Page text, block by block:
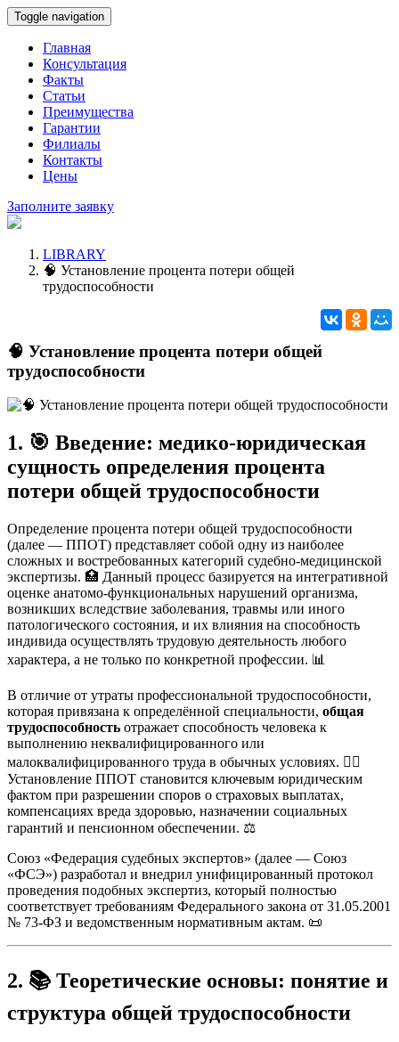
Toggle navigation
Главная
Консультация
Факты
Статьи
Преимущества
Гарантии
Филиалы
Контакты
Цены
Заполните заявку
LIBRARY
🧠 Установление процента потери общей
трудоспособности
🧠 Установление процента потери общей
трудоспособности
1. 🎯 Введение: медико-юридическая
сущность определения процента
потери общей трудоспособности
Определение процента потери общей трудоспособности
(далее — ППОТ) представляет собой одну из наиболее
сложных и востребованных категорий судебно-медицинской
экспертизы. 🏥 Данный процесс базируется на интегративной
оценке анатомо-функциональных нарушений организма,
возникших вследствие заболевания, травмы или иного
патологического состояния, и их влияния на способность
индивида осуществлять трудовую деятельность любого
характера, а не только по конкретной профессии. 📊
В отличие от утраты профессиональной трудоспособности,
которая привязана к определённой специальности, общая
трудоспособность отражает способность человека к
выполнению неквалифицированного или
малоквалифицированного труда в обычных условиях. 🧑‍⚕️
Установление ППОТ становится ключевым юридическим
фактом при разрешении споров о страховых выплатах,
компенсациях вреда здоровью, назначении социальных
гарантий и пенсионном обеспечении. ⚖️
Союз «Федерация судебных экспертов» (далее — Союз
«ФСЭ») разработал и внедрил унифицированный протокол
проведения подобных экспертиз, который полностью
соответствует требованиям Федерального закона от 31.05.2001
№ 73-ФЗ и ведомственным нормативным актам. 📜
2. 📚 Теоретические основы: понятие и
структура общей трудоспособности